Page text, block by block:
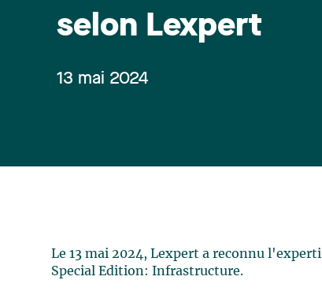
selon Lexpert
13 mai 2024
Le 13 mai 2024, Lexpert a reconnu
Special Edition: Infrastructure.